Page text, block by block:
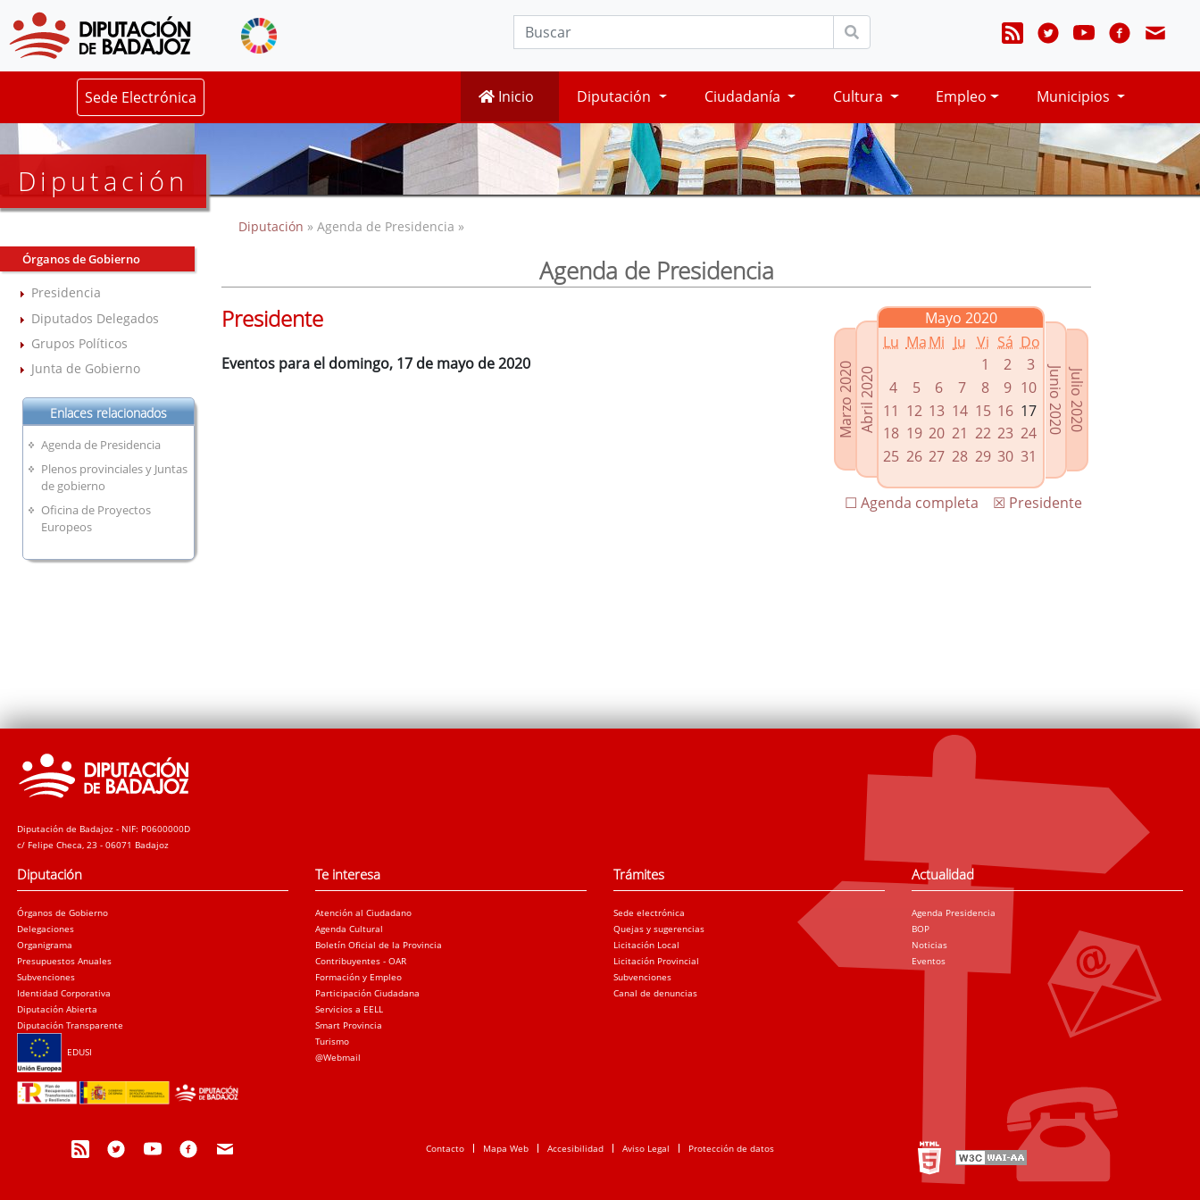
Sede Electrónica Inicio Diputación Ciudadanía Cultura Empleo Municipios
Diputación
Órganos de Gobierno
Presidencia
Diputados Delegados
Grupos Políticos
Junta de Gobierno
Enlaces relacionados
Agenda de Presidencia
Plenos provinciales y Juntas
de gobierno
Oficina de Proyectos
Europeos
Diputación » Agenda de Presidencia »
Agenda de Presidencia
Marzo 2020Abril 2020
Mayo 2020
Lu MaMi Ju Vi Sá Do
1
2
3
4
5 6 7 8 9 10
11 12 13 14 15 16 17
18 19 20 21 22 23 24
25 26 27 28 29 30 31
Julio 2020
Junio 2020
☒ Presidente
☐ Agenda completa
Presidente
Eventos para el domingo, 17 de mayo de 2020
Diputación de Badajoz - NIF: P0600000D
c/ Felipe Checa, 23 - 06071 Badajoz
Diputación
Órganos de Gobierno
Delegaciones
Organigrama
Presupuestos Anuales
Subvenciones
Identidad Corporativa
Diputación Abierta
Diputación Transparente
EDUSI
Te interesa
Atención al Ciudadano
Agenda Cultural
Boletín Oficial de la Provincia
Contribuyentes - OAR
Formación y Empleo
Participación Ciudadana
Servicios a EELL
Smart Provincia
Turismo
@Webmail
Trámites
Sede electrónica
Quejas y sugerencias
Licitación Local
Licitación Provincial
Subvenciones
Canal de denuncias
Actualidad
Agenda Presidencia
BOP
Noticias
Eventos
Contacto Mapa Web Accesibilidad Aviso Legal Protección de datos